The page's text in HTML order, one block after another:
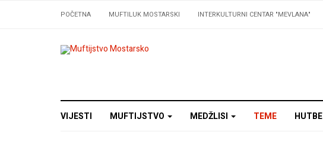
POČETNA MUFTILUK MOSTARSKI INTERKULTURNI CENTAR "MEVLANA"
VIJESTI MUFTIJSTVO MEDŽLISI TEME HUTBE